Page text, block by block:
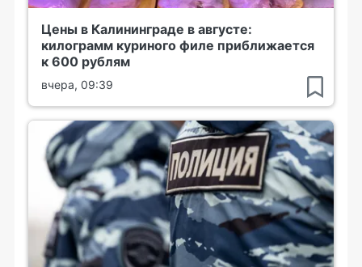
Цены в Калининграде в августе:
килограмм куриного филе приближается
к 600 рублям
вчера, 09:39